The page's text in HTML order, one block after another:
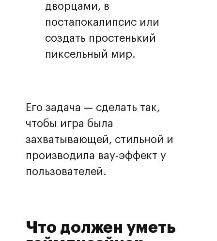
дворцами, в
постапокалипсис или
создать простенький
пиксельный мир.
Его задача — сделать так,
чтобы игра была
захватывающей, стильной и
производила вау-эффект у
пользователей.
Что должен уметь